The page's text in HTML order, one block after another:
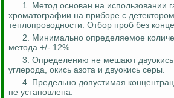
1. Метод основан на использовании
хроматографии на приборе с
теплопроводности. Отбор проб без
2. Минимально определяемое
метода +/- 12%.
3. Определению не мешают двуокись
углерода, окись азота и двуокись серы.
4. Предельно допустимая
не установлена.